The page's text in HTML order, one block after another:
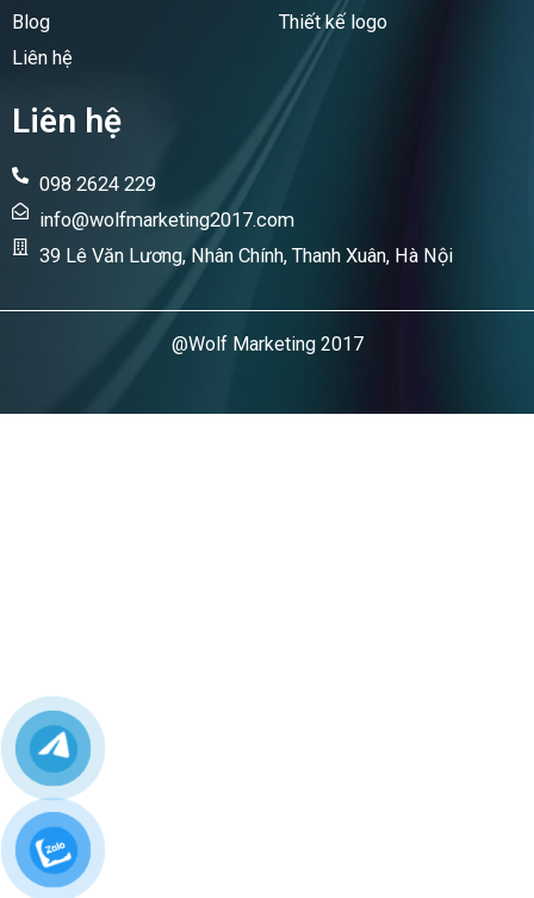
Blog
Liên hệ
Thiết kế logo
Liên hệ
098 2624 229
info@wolfmarketing2017.com
39 Lê Văn Lương, Nhân Chính, Thanh Xuân, Hà Nội
@Wolf Marketing 2017